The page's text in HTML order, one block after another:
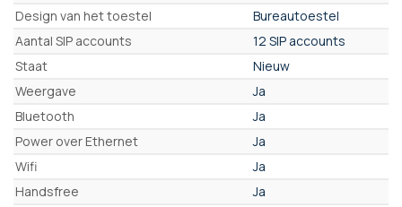
Design van het toestel
Bureautoestel
Aantal SIP accounts
12 SIP accounts
Staat
Nieuw
Weergave
Ja
Bluetooth
Ja
Power over Ethernet
Ja
Wifi
Ja
Handsfree
Ja